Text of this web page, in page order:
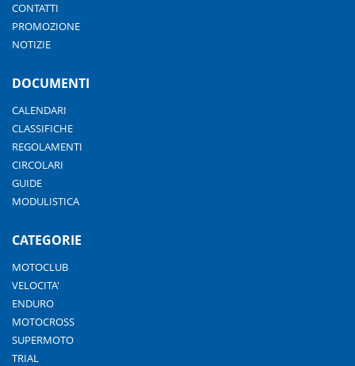
CONTATTI
PROMOZIONE
NOTIZIE
DOCUMENTI
CALENDARI
CLASSIFICHE
REGOLAMENTI
CIRCOLARI
GUIDE
MODULISTICA
CATEGORIE
MOTOCLUB
VELOCITA'
ENDURO
MOTOCROSS
SUPERMOTO
TRIAL